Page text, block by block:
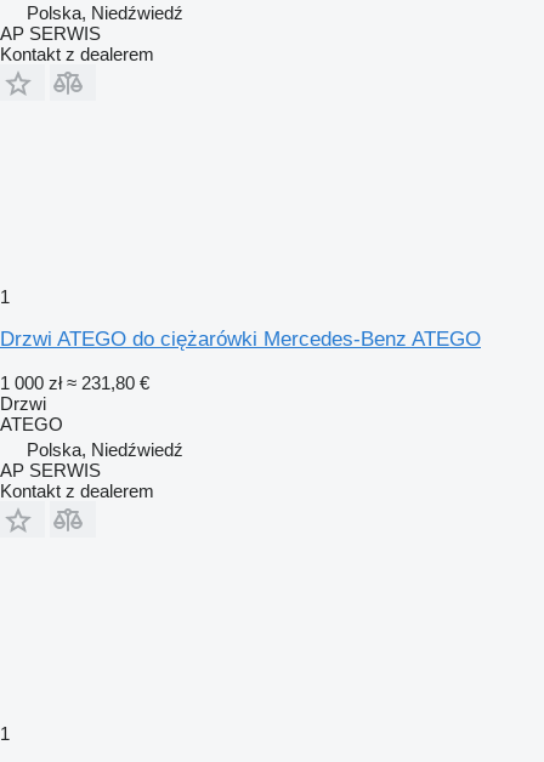
Polska, Niedźwiedź
AP SERWIS
Kontakt z dealerem
1
Drzwi ATEGO do ciężarówki Mercedes-Benz ATEGO
1 000 zł ≈ 231,80 €
Drzwi
ATEGO
Polska, Niedźwiedź
AP SERWIS
Kontakt z dealerem
1